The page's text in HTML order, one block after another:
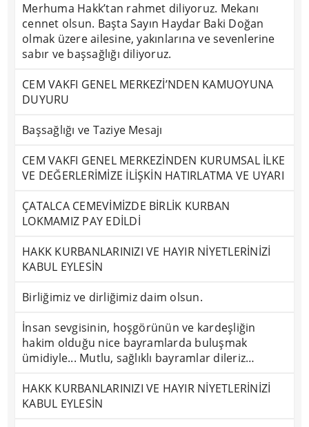
Merhuma Hakk’tan rahmet diliyoruz. Mekanı
cennet olsun. Başta Sayın Haydar Baki Doğan
olmak üzere ailesine, yakınlarına ve sevenlerine
sabır ve başsağlığı diliyoruz.
CEM VAKFI GENEL MERKEZİ’NDEN KAMUOYUNA
DUYURU
Başsağlığı ve Taziye Mesajı
CEM VAKFI GENEL MERKEZİNDEN KURUMSAL İLKE
VE DEĞERLERİMİZE İLİŞKİN HATIRLATMA VE UYARI
ÇATALCA CEMEVİMİZDE BİRLİK KURBAN
LOKMAMIZ PAY EDİLDİ
HAKK KURBANLARINIZI VE HAYIR NİYETLERİNİZİ
KABUL EYLESİN
Birliğimiz ve dirliğimiz daim olsun.
İnsan sevgisinin, hoşgörünün ve kardeşliğin
hakim olduğu nice bayramlarda buluşmak
ümidiyle... Mutlu, sağlıklı bayramlar dileriz…
HAKK KURBANLARINIZI VE HAYIR NİYETLERİNİZİ
KABUL EYLESİN